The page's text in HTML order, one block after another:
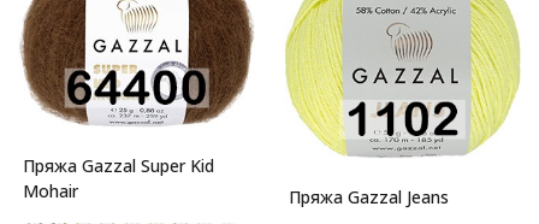
Пряжа Gazzal Super Kid
Mohair
Пряжа Gazzal Jeans